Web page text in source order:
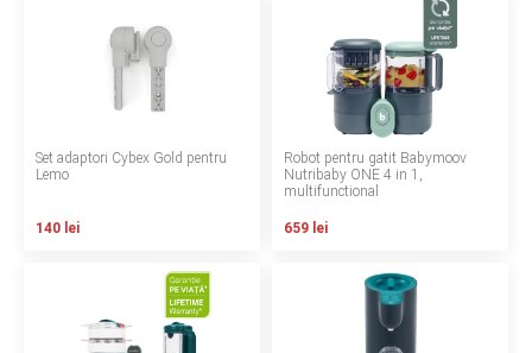
Set adaptori Cybex Gold pentru
Lemo
140 lei
Robot pentru gatit Babymoov
Nutribaby ONE 4 in 1,
multifunctional
659 lei